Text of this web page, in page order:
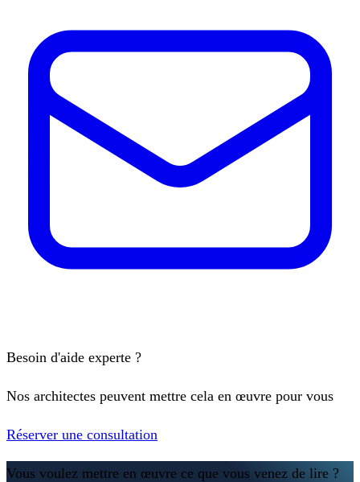
Besoin d'aide experte ?
Nos architectes peuvent mettre cela en œuvre pour vous
Réserver une consultation
Vous voulez mettre en œuvre ce que vous venez de lire ?